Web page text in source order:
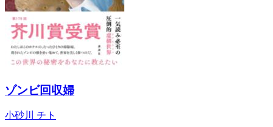
ゾンビ回収婦
小砂川 チト